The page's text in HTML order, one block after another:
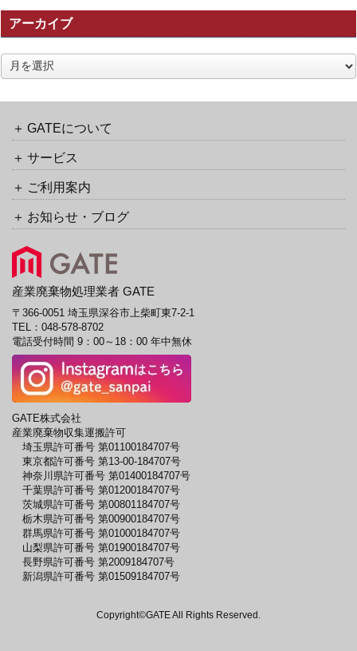
の
ト
ラ
ッ
ク
ッ
URL
アーカイブ
ア
ー
GATEについて
サービス
ご利用案内
お知らせ・ブログ
産業廃棄物処理業者 GATE
〒366-0051 埼玉県深谷市上柴町東7-2-1
TEL： 048-578-8702
電話受付時間 9：00～18：00 年中無休
GATE株式会社
産業廃棄物収集運搬許可
埼玉県許可番号 第01100184707号
東京都許可番号 第13-00-184707号
神奈川県許可番号 第01400184707号
千葉県許可番号 第01200184707号
茨城県許可番号 第00801184707号
栃木県許可番号 第00900184707号
群馬県許可番号 第01000184707号
山梨県許可番号 第01900184707号
長野県許可番号 第2009184707号
新潟県許可番号 第01509184707号
Copyright©GATE All Rights Reserved.